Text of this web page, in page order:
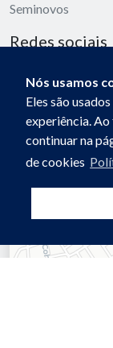
Nós usamos
Eles são
experiência.
continuar na
de cookies
Seminovos
Redes sociais
Localização
Onde
BR-316,
+
−